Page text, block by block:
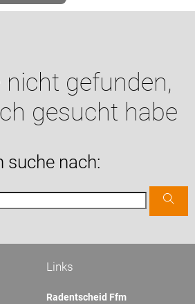
nicht gefunden,
gesucht habe
suche nach:
Links
Radentscheid Ffm